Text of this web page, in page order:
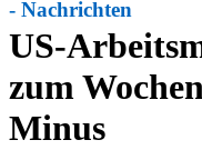
US-
zum
Minus
- Nachrichten